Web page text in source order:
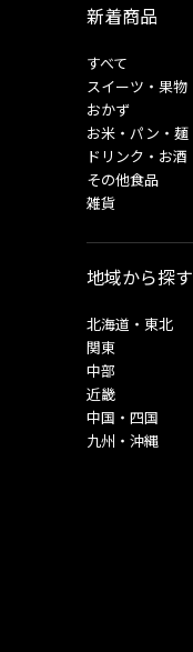
新着商品
すべて
スイーツ・果物
おかず
お米・パン・麺
ドリンク・お酒
その他食品
雑貨
地域から探す
北海道・東北
関東
中部
近畿
中国・四国
九州・沖縄